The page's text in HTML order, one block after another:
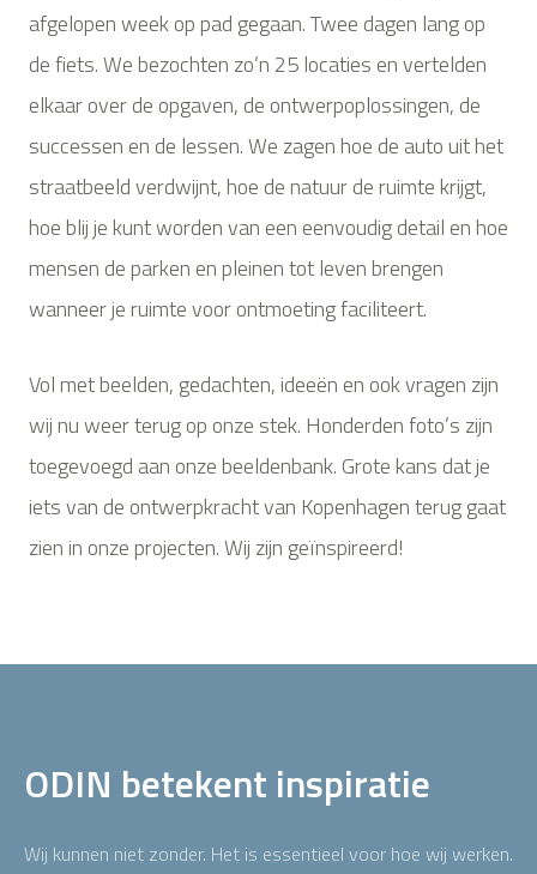
afgelopen week op pad gegaan. Twee dagen lang op
de fiets. We bezochten zo’n 25 locaties en vertelden
elkaar over de opgaven, de ontwerpoplossingen, de
successen en de lessen. We zagen hoe de auto uit het
straatbeeld verdwijnt, hoe de natuur de ruimte krijgt,
hoe blij je kunt worden van een eenvoudig detail en hoe
mensen de parken en pleinen tot leven brengen
wanneer je ruimte voor ontmoeting faciliteert.
Vol met beelden, gedachten, ideeën en ook vragen zijn
wij nu weer terug op onze stek. Honderden foto’s zijn
toegevoegd aan onze beeldenbank. Grote kans dat je
iets van de ontwerpkracht van Kopenhagen terug gaat
zien in onze projecten. Wij zijn geïnspireerd!
ODIN betekent inspiratie
Wij kunnen niet zonder. Het is essentieel voor hoe wij werken.